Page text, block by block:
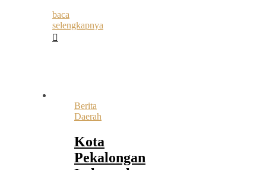
baca
selengkapnya
Berita
Daerah
Kota
Pekalongan